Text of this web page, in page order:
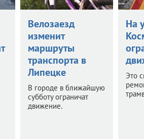
Велозаезд
изменит
маршруты
транспорта в
Липецке
В городе в ближайшую
субботу ограничат
движение.
На
Это